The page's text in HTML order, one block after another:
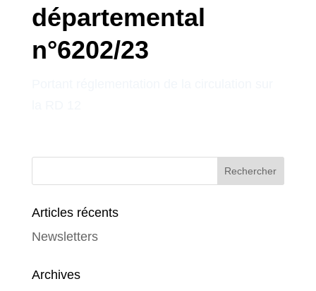
départemental
n°6202/23
Articles récents
Newsletters
Archives